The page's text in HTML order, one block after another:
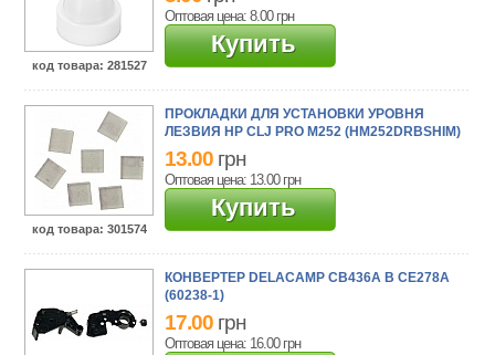
код товара: 281527
Оптовая цена: 8.00 грн
Купить
код товара: 301574
ПРОКЛАДКИ ДЛЯ УСТАНОВКИ УРОВНЯ
ЛЕЗВИЯ HP CLJ PRO M252 (HM252DRBSHIM)
13.00 грн
Оптовая цена: 13.00 грн
Купить
КОНВЕРТЕР DELACAMP CB436A В CE278A
(60238-1)
17.00 грн
Оптовая цена: 16.00 грн